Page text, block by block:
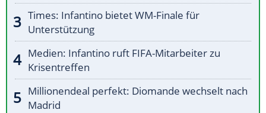
Times: Infantino bietet WM-Finale für
Unterstützung
Medien: Infantino ruft FIFA-Mitarbeiter zu
Krisentreffen
Millionendeal perfekt: Diomande wechselt nach
Madrid